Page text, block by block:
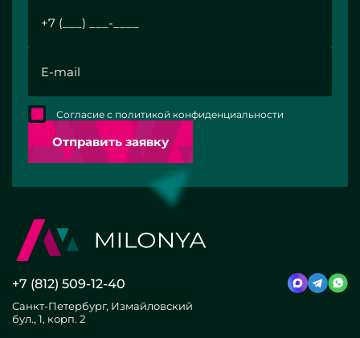
Отправить заявку
Согласие с политикой конфиденциальности
+7 (812) 509-12-40
Санкт-Петербург, Измайловский
бул., 1, корп. 2